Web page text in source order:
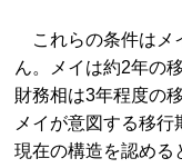
これらの条件はメ
ん。メイは約2年の
財務相は3年程度の
メイが意図する移
現在の構造を認める